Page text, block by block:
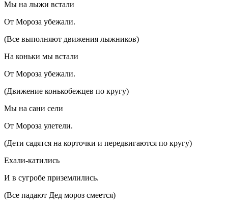
Мы на лыжи встали
От Мороза убежали.
(Все выполняют движения лыжников)
На коньки мы встали
От Мороза убежали.
(Движение конькобежцев по кругу)
Мы на сани сели
От Мороза улетели.
(Дети садятся на корточки и передвигаются по кругу)
Ехали-катились
И в сугробе приземлились.
(Все падают Дед мороз смеется)